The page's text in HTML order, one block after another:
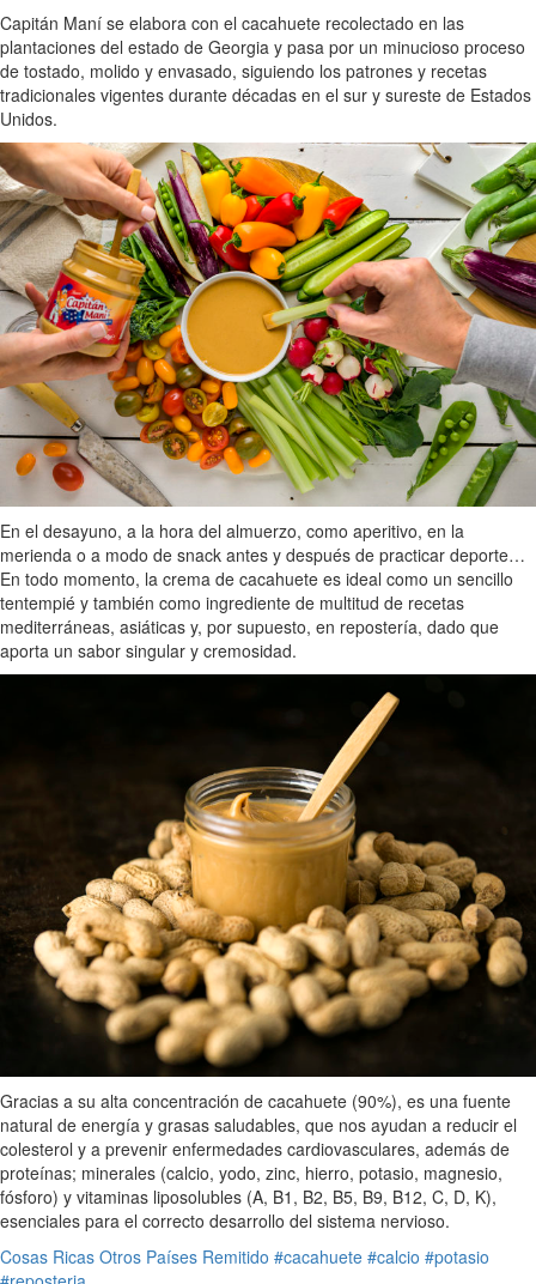
Capitán Maní se elabora con el cacahuete recolectado en las
plantaciones del estado de Georgia y pasa por un minucioso proceso
de tostado, molido y envasado, siguiendo los patrones y recetas
tradicionales vigentes durante décadas en el sur y sureste de Estados
Unidos.
En el desayuno, a la hora del almuerzo, como aperitivo, en la
merienda o a modo de snack antes y después de practicar deporte…
En todo momento, la crema de cacahuete es ideal como un sencillo
tentempié y también como ingrediente de multitud de recetas
mediterráneas, asiáticas y, por supuesto, en repostería, dado que
aporta un sabor singular y cremosidad.
Gracias a su alta concentración de cacahuete (90%), es una fuente
natural de energía y grasas saludables, que nos ayudan a reducir el
colesterol y a prevenir enfermedades cardiovasculares, además de
proteínas; minerales (calcio, yodo, zinc, hierro, potasio, magnesio,
fósforo) y vitaminas liposolubles (A, B1, B2, B5, B9, B12, C, D, K),
esenciales para el correcto desarrollo del sistema nervioso.
Cosas Ricas Otros Países Remitido #cacahuete #calcio #potasio